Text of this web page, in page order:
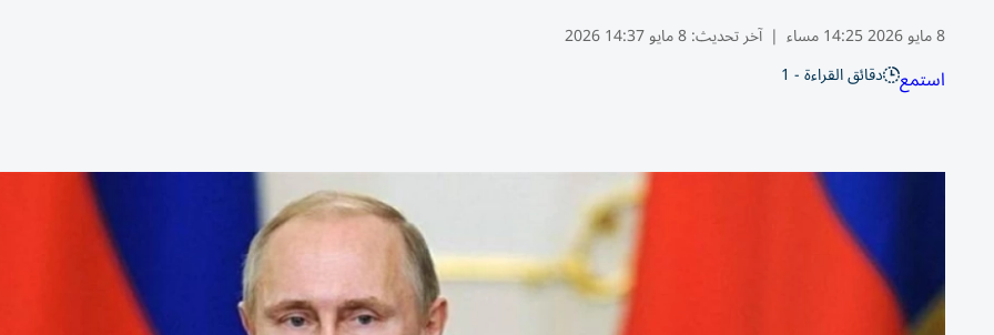
8 مايو 2026 14:25 مساء | آخر تحديث:8 مايو 14:37 2026
استمع دقائق القراءة - 1